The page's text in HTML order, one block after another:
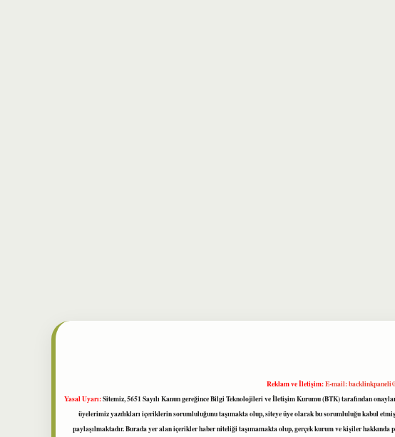
Reklam ve İletişim:E-mail:
Yasal Uyarı:Sitemiz, 5651 Sayılı Kanun gereğince Bilgi Teknolojileri ve İletişim Kurumu (BTK) tarafından
üyelerimiz yazdıkları içeriklerin sorumluluğunu taşımakta olup, siteye üye olarak bu sorumluluğu kabul
paylaşılmaktadır. Burada yer alan içerikler haber niteliği taşımamakta olup, gerçek kurum ve kişiler